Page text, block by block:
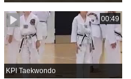
00:49
KPI Taekwondo